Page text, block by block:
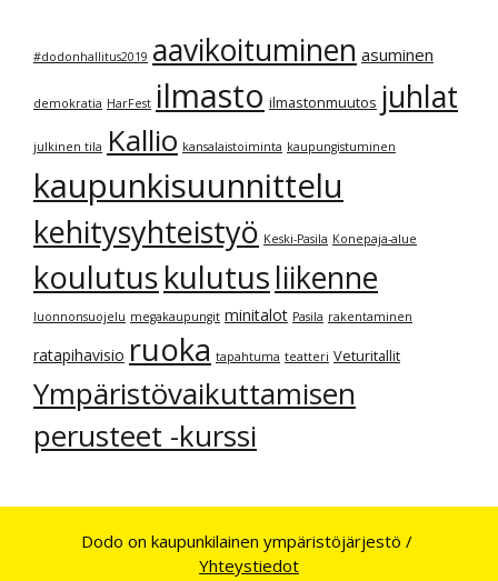
#dodonhallitus2019 aavikoituminen asuminen
demokratia HarFest ilmasto ilmastonmuutos juhlat
julkinen tila Kallio kansalaistoiminta kaupungistuminen
kaupunkisuunnittelu
kehitysyhteistyö Keski-Pasila Konepaja-alue
koulutuskulutusliikenne
luonnonsuojelu megakaupungit minitalot Pasila rakentaminen
ratapihavisio ruoka tapahtuma teatteri Veturitallit
Ympäristövaikuttamisen
perusteet -kurssi
Dodo on kaupunkilainen ympäristöjärjestö /
Yhteystiedot